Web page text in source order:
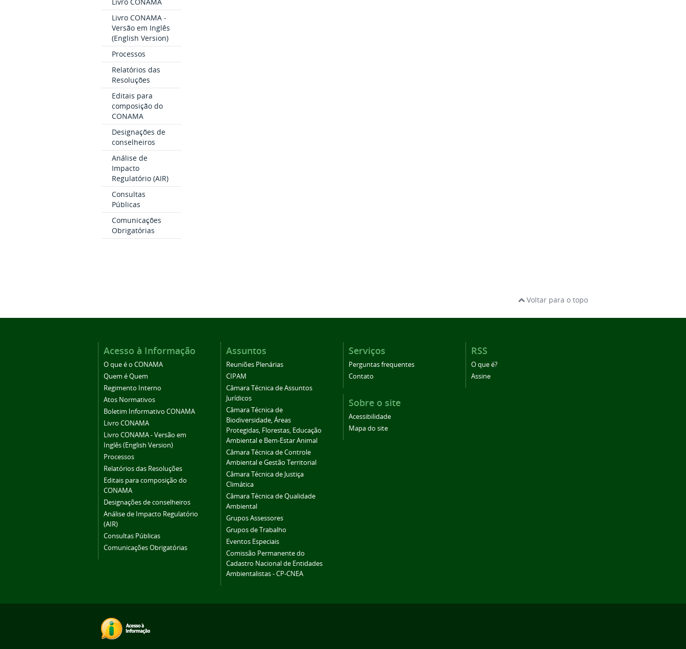
Livro CONAMA -
Versão em Inglês
(English Version)
Processos
Relatórios das
Resoluções
Editais para
composição do
CONAMA
Designações de
conselheiros
Análise de
Impacto
Regulatório (AIR)
Consultas
Públicas
Comunicações
Obrigatórias
Voltar para o topo
Acesso à Informação
O que é o CONAMA
Quem é Quem
Regimento Interno
Atos Normativos
Boletim Informativo CONAMA
Livro CONAMA
Livro CONAMA - Versão em
Inglês (English Version)
Processos
Relatórios das Resoluções
Editais para composição do
CONAMA
Designações de conselheiros
Análise de Impacto Regulatório
(AIR)
Consultas Públicas
Comunicações Obrigatórias
Assuntos
Reuniões Plenárias
CIPAM
Câmara Técnica de Assuntos
Jurídicos
Câmara Técnica de
Biodiversidade, Áreas
Protegidas, Florestas, Educação
Ambiental e Bem-Estar Animal
Câmara Técnica de Controle
Ambiental e Gestão Territorial
Câmara Técnica de Justiça
Climática
Câmara Técnica de Qualidade
Ambiental
Grupos Assessores
Grupos de Trabalho
Eventos Especiais
Comissão Permanente do
Cadastro Nacional de Entidades
Ambientalistas - CP-CNEA
Serviços
Perguntas frequentes
Contato
RSS
O que é?
Assine
Sobre o site
Acessibilidade
Mapa do site